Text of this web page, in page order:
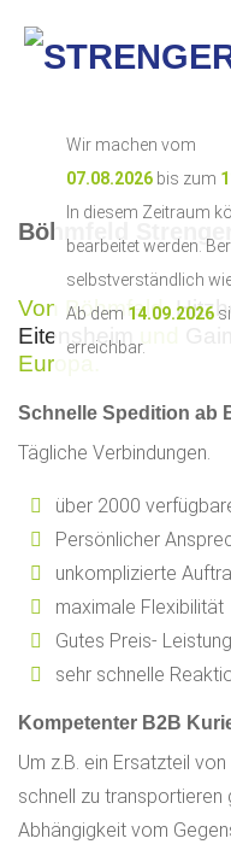
Wir machen vom
07.08.2026bis zum
In diesem Zeitraum
bearbeitet werden.
selbstverständlich
Ab dem 14.09.2026
erreichbar.
Böhmfeld
Von Böhmfeld,
Eitensheim
Europa.
Schnelle Spedition ab
Tägliche Verbindungen.
über 2000
Persönlicher
unkomplizierte
maximale Flexibilität
Gutes Preis-
sehr schnelle
Kompetenter B2B
Um z.B. ein Ersatzteil
schnell zu
Abhängigkeit vom